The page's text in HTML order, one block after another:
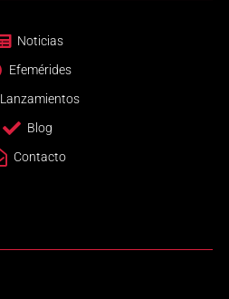
Noticias
Efemérides
Lanzamientos
Blog
Contacto